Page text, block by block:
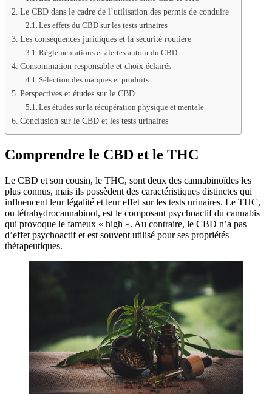
Le CBD dans le cadre de l’utilisation des permis de conduire
Les effets du CBD sur les tests urinaires
Les conséquences juridiques et la sécurité routière
Réglementations et alertes autour du CBD
Consommation responsable et choix éclairés
Sélection des marques et produits
Perspectives et études sur le CBD
Les études sur la récupération physique et mentale
Conclusion sur le CBD et les tests urinaires
Comprendre le CBD et le THC
Le CBD et son cousin, le THC, sont deux des cannabinoïdes les
plus connus, mais ils possèdent des caractéristiques distinctes qui
influencent leur légalité et leur effet sur les tests urinaires. Le THC,
ou tétrahydrocannabinol, est le composant psychoactif du cannabis
qui provoque le fameux « high ». Au contraire, le CBD n’a pas
d’effet psychoactif et est souvent utilisé pour ses propriétés
thérapeutiques.